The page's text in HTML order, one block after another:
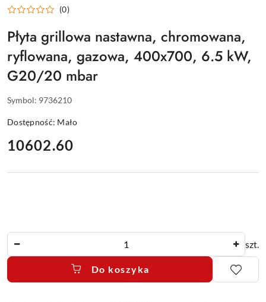
WYPOSAŻENIE
DLA
(0)
Płyta grillowa nastawna, chromowana,
ryflowana, gazowa, 400x700, 6.5 kW,
G20/20 mbar
Symbol: 9736210
Dostępność: Mało
cena:
10602.60
szt.
Do koszyka